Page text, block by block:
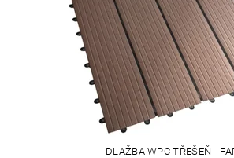
DLAŽBA WPC TŘEŠEŇ -